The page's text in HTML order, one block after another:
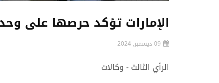
الإمارات تؤكد حرصها على
09 ديسمبر, 2024
الرأي الثالث - وكالات